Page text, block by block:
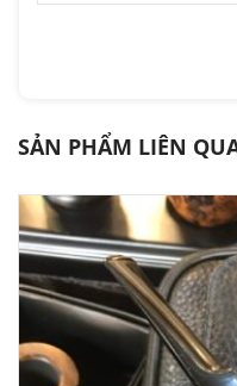
SẢN PHẨM LIÊN